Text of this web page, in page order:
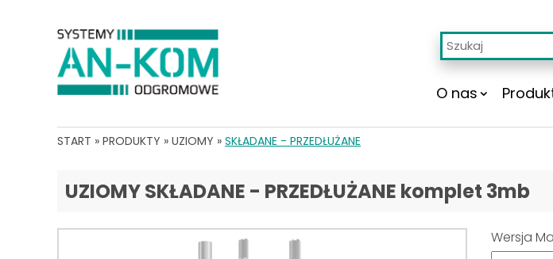
O nas
START » PRODUKTY » UZIOMY » SKŁADANE - PRZEDŁUŻANE
UZIOMY SKŁADANE - PRZEDŁUŻANE komplet 3mb
Wersja